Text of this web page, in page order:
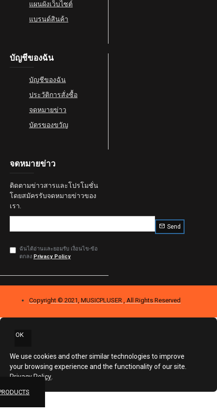
แผนผังเว็บไซต์
แบรนด์สินค้า
บัญชีของฉัน
บัญชีของฉัน
ประวัติการสั่งซื้อ
จดหมายข่าว
บัตรของขวัญ
จดหมายข่าว
ติดตามข่าวสารและโปรโมชั่น
โดยสมัครรับจดหมายข่าวของ
เรา.
Send
ฉันได้อ่านและยอมรับ เงื่อนไข-ข้อ
ตกลง Privacy Policy
Copyright © 2021, MUSICPLUSER , All Rights Reserved
OK
We use cookies and other similar technologies to improve
your browsing experience and the functionality of our site.
Privacy Policy